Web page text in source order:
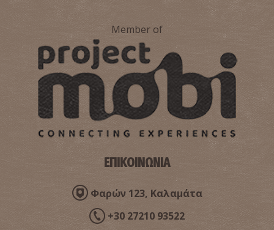
Φαρμακείο Μπαλτουμά - Καλαμάτα
ΦΑΡΜΑΚΕΙΑ ~1.2Km
Φαρμακείο Παπανικολάου - Καλαμάτα
~1.2Km
Member of
ΕΠΙΚΟΙΝΩΝΙΑ
Φαρών 123, Καλαμάτα
+30 27210 93522